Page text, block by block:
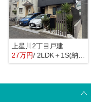
上星川2丁目戸建
27万円/ 2LDK＋1S(納戸)